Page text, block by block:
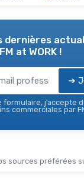
dernières
FM at WORK !
➔
j’accepte
commerciales par
sources préférées